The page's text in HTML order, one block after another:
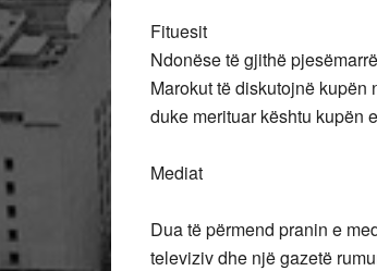
Fituesit
Ndonëse të gjithë
Marokut të diskutojnë kupën
duke merituar kështu kupën
Mediat
Dua të përmend pranin e
televiziv dhe një gazetë